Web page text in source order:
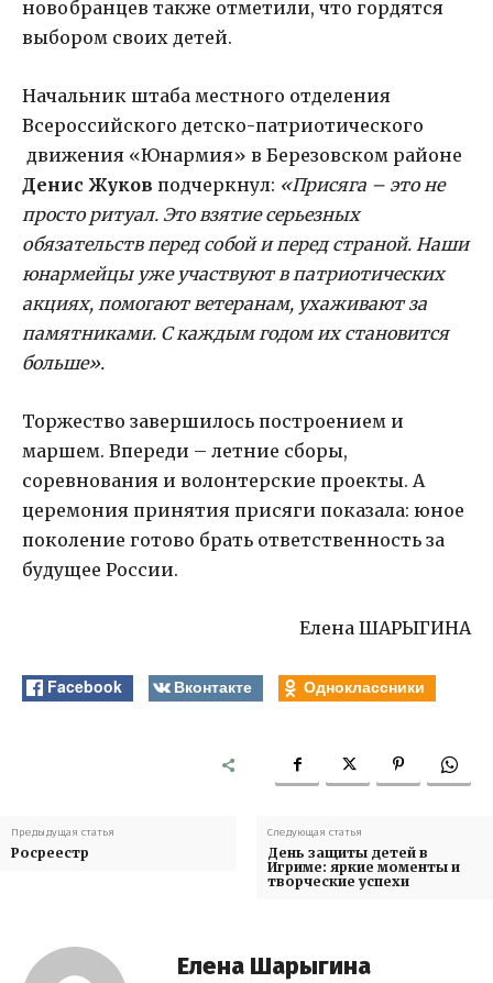
новобранцев также отметили, что гордятся
выбором своих детей.
Начальник штаба местного отделения
Всероссийского детско-патриотического
движения «Юнармия» в Березовском районе
Денис Жуков подчеркнул: «Присяга – это не
просто ритуал. Это взятие серьезных
обязательств перед собой и перед страной. Наши
юнармейцы уже участвуют в патриотических
акциях, помогают ветеранам, ухаживают за
памятниками. С каждым годом их становится
больше».
Торжество завершилось построением и
маршем. Впереди – летние сборы,
соревнования и волонтерские проекты. А
церемония принятия присяги показала: юное
поколение готово брать ответственность за
будущее России.
Елена ШАРЫГИНА
Facebook Вконтакте Одноклассники
Предыдущая статья
Росреестр
Следующая статья
День защиты детей в
Игриме: яркие моменты и
творческие успехи
Елена Шарыгина